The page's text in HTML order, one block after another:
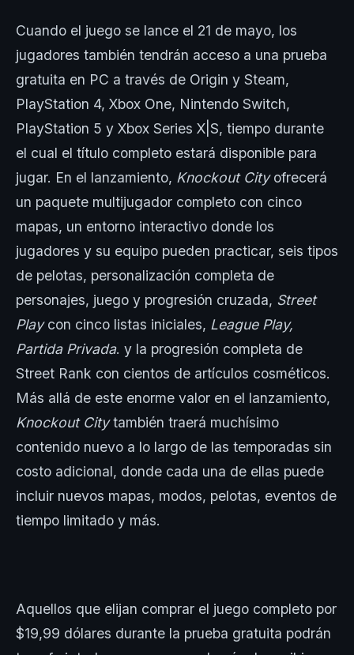
Cuando el juego se lance el 21 de mayo, los
jugadores también tendrán acceso a una prueba
gratuita en PC a través de Origin y Steam,
PlayStation 4, Xbox One, Nintendo Switch,
PlayStation 5 y Xbox Series X|S, tiempo durante
el cual el título completo estará disponible para
jugar. En el lanzamiento, Knockout Cityofrecerá
un paquete multijugador completo con cinco
mapas, un entorno interactivo donde los
jugadores y su equipo pueden practicar, seis tipos
de pelotas, personalización completa de
personajes, juego y progresión cruzada, Street
Playcon cinco listas iniciales, League Play,
Partida Privada. y la progresión completa de
Street Rank con cientos de artículos cosméticos.
Más allá de este enorme valor en el lanzamiento,
Knockout Citytambién traerá muchísimo
contenido nuevo a lo largo de las temporadas sin
costo adicional, donde cada una de ellas puede
incluir nuevos mapas, modos, pelotas, eventos de
tiempo limitado y más.
Aquellos que elijan comprar el juego completo por
$19,99 dólares durante la prueba gratuita podrán